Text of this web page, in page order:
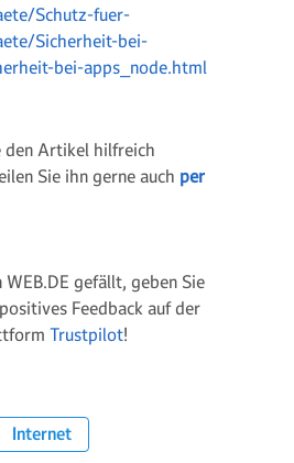
Schutz-fuer-
Sicherheit-bei-
bei-apps_node.html
den Artikel hilfreich
Sie ihn gerne auch per
WEB.DE gefällt, geben Sie
Feedback auf der
Trustpilot!
Internet